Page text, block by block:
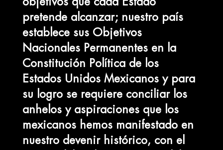
pretende alcanzar; nuestro país
establece sus Objetivos
Nacionales Permanentes en la
Constitución Política de los
Estados Unidos Mexicanos y para
su logro se requiere conciliar los
anhelos y aspiraciones que los
mexicanos hemos manifestado en
nuestro devenir histórico, con el